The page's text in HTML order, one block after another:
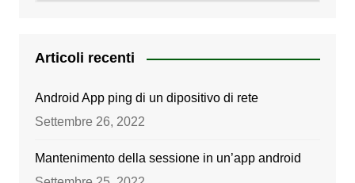
Articoli recenti
Android App ping di un dipositivo di rete
Settembre 26, 2022
Mantenimento della sessione in un’app android